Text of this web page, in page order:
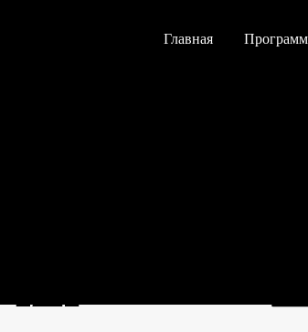
Главная